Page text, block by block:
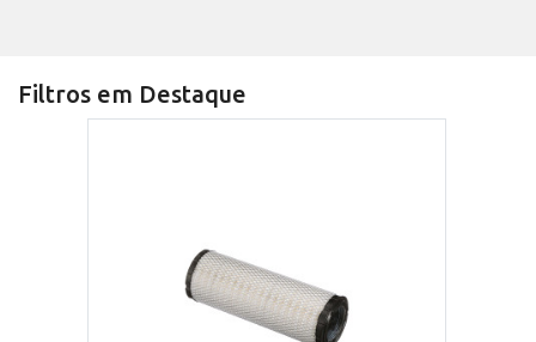
Filtros em Destaque